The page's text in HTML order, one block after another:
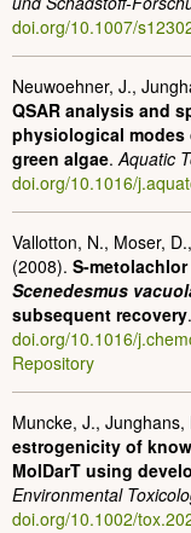
doi.org/10.1007/
Neuwoehner, J.,
QSAR analysis and
physiological
green algae.Aquatic
doi.org/10.1016/
Vallotton, N., Moser,
(2008). S-
Scenedesmus
subsequent recovery.
doi.org/10.1016/
Repository
Muncke, J.,
estrogenicity of
MolDarT using
Environmental
doi.org/10.1002/